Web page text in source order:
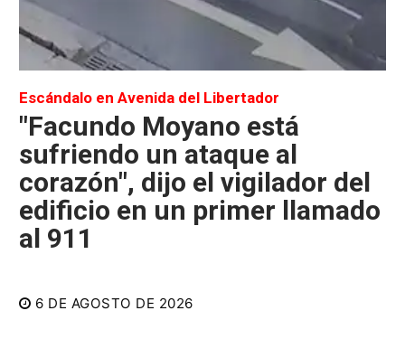
Escándalo en Avenida del Libertador
"Facundo Moyano está
sufriendo un ataque al
corazón", dijo el vigilador del
edificio en un primer llamado
al 911
6 DE AGOSTO DE 2026